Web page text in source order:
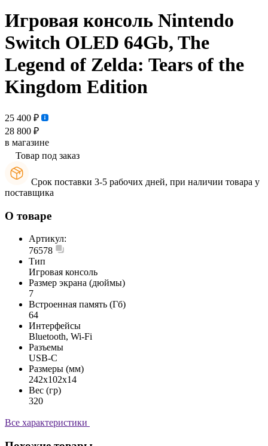
Игровая консоль Nintendo
Switch OLED 64Gb, The
Legend of Zelda: Tears of the
Kingdom Edition
25 400 ₽
28 800 ₽
в магазине
Товар под заказ
Срок поставки 3-5 рабочих дней, при наличии товара у
поставщика
О товаре
Артикул:
76578
Тип
Игровая консоль
Размер экрана (дюймы)
7
Встроенная память (Гб)
64
Интерфейсы
Bluetooth, Wi-Fi
Разъемы
USB-C
Размеры (мм)
242х102х14
Вес (гр)
320
Все характеристики